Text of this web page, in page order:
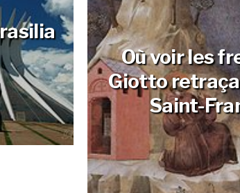
Où voir les
Giotto
Saint-